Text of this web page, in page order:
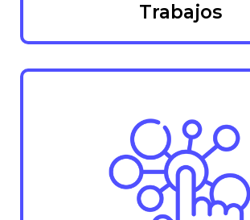
Trabajos